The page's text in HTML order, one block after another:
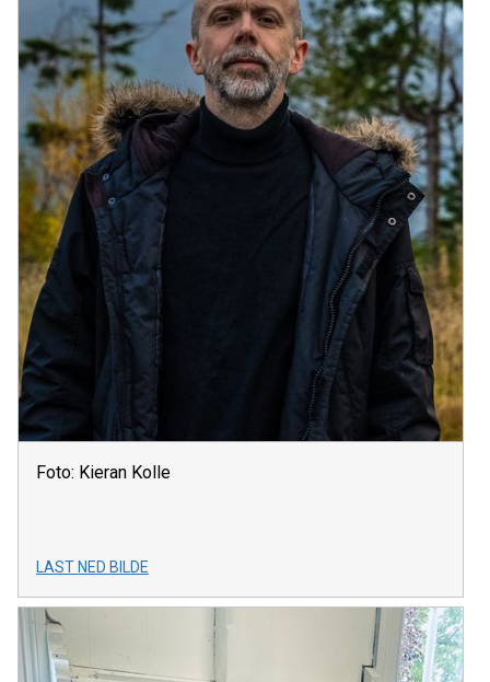
Foto: Kieran Kolle
LAST NED BILDE